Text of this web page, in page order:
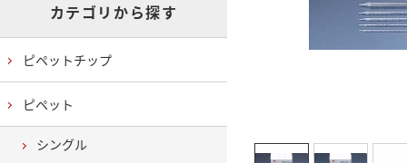
カテゴリから探す
ピペットチップ
ピペット
シングル